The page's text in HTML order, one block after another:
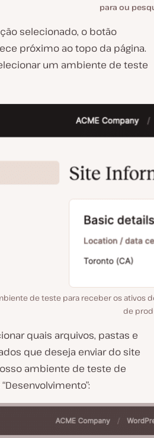
para ou
selecionado, o botão
próximo ao topo da página.
um ambiente de teste
de teste para receber os ativos
de
quais arquivos, pastas e
que deseja enviar do site
ambiente de teste de